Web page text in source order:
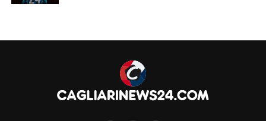
semplice, considerando che l’esterno ha
accadrà!
LA PLAYLIST DELLE NOSTRE TOP NEWS